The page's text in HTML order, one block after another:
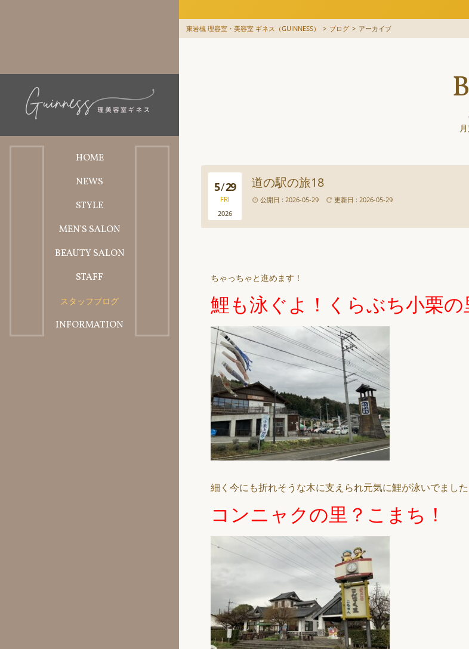
HOME
ホーム
NEWS
お知らせ
STYLE
スタイル
MEN'S SALON
理容料金メニュー
BEAUTY SALON
美容料金メニュー
STAFF
スタッフ紹介
BLOG
スタッフブログ
INFORMATION
東岩槻 理容室・美容室 ギネス（GUINNESS） > ブログ > アーカイブ
2026
5/29
FRI
道の駅の旅18
公開日 : 2026-05-29 更新日 : 2026-05-29
ちゃっちゃと進めます！
鯉も泳ぐよ！くらぶち小栗の
細く今にも折れそうな木に支えられ元気に鯉が泳いでました
コンニャクの里？こまち！